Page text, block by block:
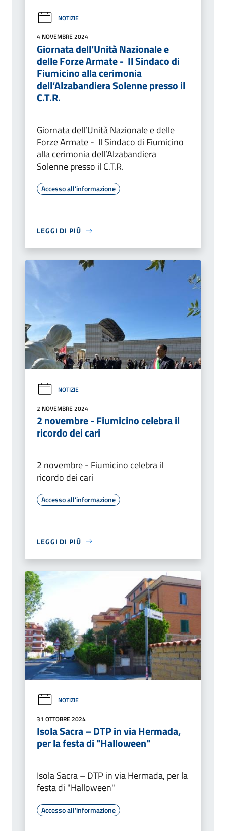
NOTIZIE
4 NOVEMBRE 2024
Giornata dell’Unità Nazionale e
delle Forze Armate - Il Sindaco di
Fiumicino alla cerimonia
dell’Alzabandiera Solenne presso il
C.T.R.
Giornata dell’Unità Nazionale e delle
Forze Armate - Il Sindaco di Fiumicino
alla cerimonia dell’Alzabandiera
Solenne presso il C.T.R.
Accesso all'informazione
LEGGI DI PIÙ
NOTIZIE
2 NOVEMBRE 2024
2 novembre - Fiumicino celebra il
ricordo dei cari
2 novembre - Fiumicino celebra il
ricordo dei cari
Accesso all'informazione
LEGGI DI PIÙ
NOTIZIE
31 OTTOBRE 2024
Isola Sacra – DTP in via Hermada,
per la festa di "Halloween"
Isola Sacra – DTP in via Hermada, per la
festa di "Halloween"
Accesso all'informazione